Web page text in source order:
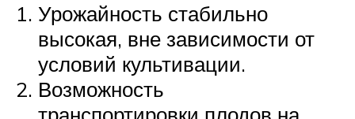
Урожайность стабильно
высокая, вне зависимости от
условий культивации.
Возможность